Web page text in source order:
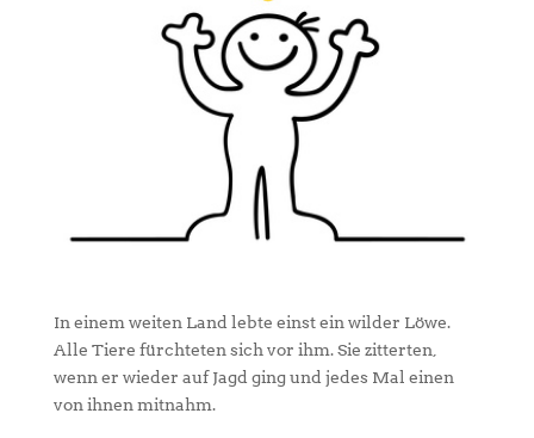
In einem weiten Land lebte einst ein wilder Löwe.
Alle Tiere fürchteten sich vor ihm. Sie zitterten,
wenn er wieder auf Jagd ging und jedes Mal einen
von ihnen mitnahm.